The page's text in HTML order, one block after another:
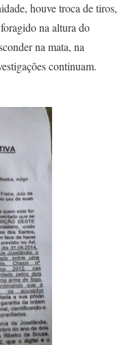
houve troca de tiros,
na altura do
na mata, na
continuam.